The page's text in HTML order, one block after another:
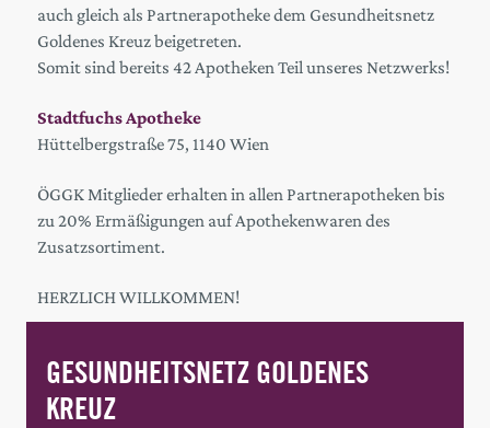
auch gleich als Partnerapotheke dem Gesundheitsnetz
Goldenes Kreuz beigetreten.
Somit sind bereits 42 Apotheken Teil unseres Netzwerks!
Stadtfuchs Apotheke
Hüttelbergstraße 75, 1140 Wien
ÖGGK Mitglieder erhalten in allen Partnerapotheken bis
zu 20% Ermäßigungen auf Apothekenwaren des
Zusatzsortiment.
HERZLICH WILLKOMMEN!
GESUNDHEITSNETZ GOLDENES
KREUZ